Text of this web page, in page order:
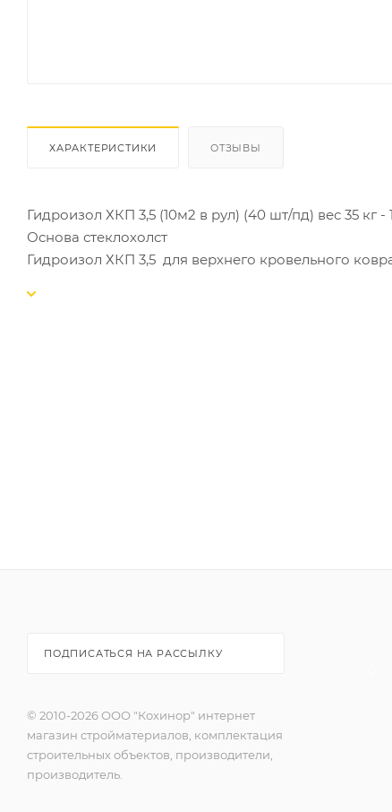
ХАРАКТЕРИСТИКИ ОТЗЫВЫ
Гидроизол ХКП 3,5 (10м2 в рул) (40 шт/пд) вес 35 кг -
Основа стеклохолст
Гидроизол ХКП 3,5 для верхнего кровельного
ПОДПИСАТЬСЯ НА РАССЫЛКУ
© 2010-2026 ООО "Кохинор" интернет
магазин стройматериалов, комплектация
строительных объектов, производители,
производитель.